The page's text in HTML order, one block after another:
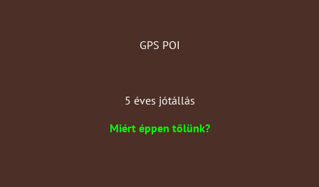
GPS POI
5 éves jótállás
Miért éppen tőlünk?